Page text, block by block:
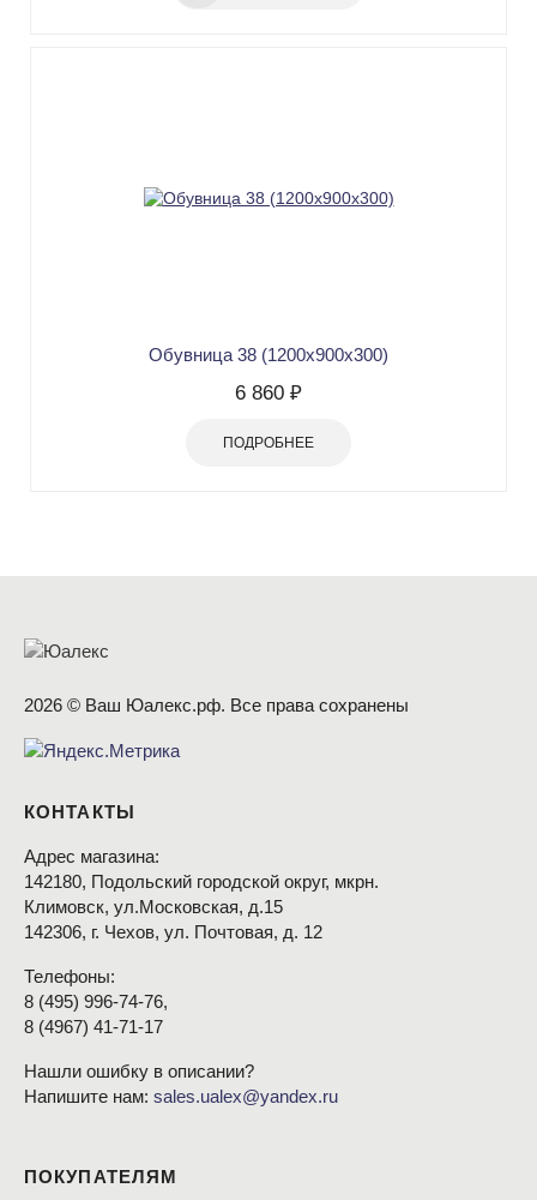
Обувница 38 (1200х900х300)
6 860 ₽
ПОДРОБНЕЕ
2026 © Ваш Юалекс.рф. Все права сохранены
КОНТАКТЫ
Адрес магазина:
142180, Подольский городской округ, мкрн.
Климовск, ул.Московская, д.15
142306, г. Чехов, ул. Почтовая, д. 12
Телефоны:
8 (495) 996-74-76,
8 (4967) 41-71-17
Нашли ошибку в описании?
Напишите нам: sales.ualex@yandex.ru
ПОКУПАТЕЛЯМ